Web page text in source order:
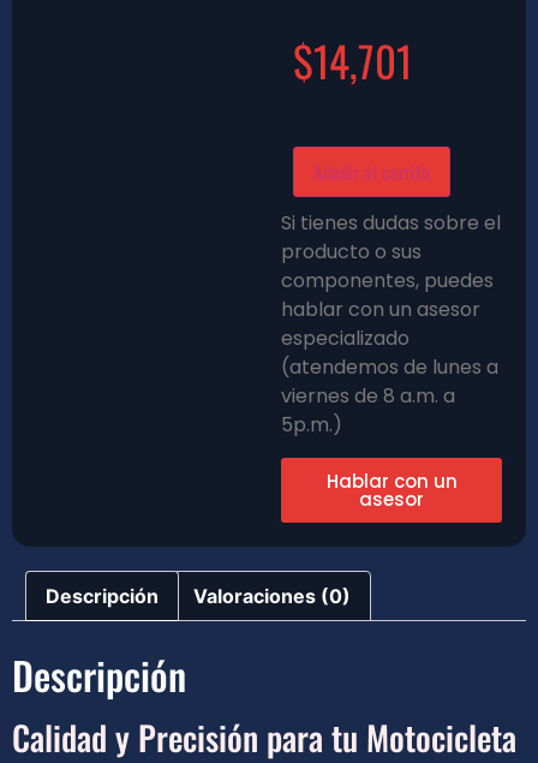
$14,701
Añadir al carrito
Si tienes dudas sobre el
producto o sus
componentes, puedes
hablar con un asesor
especializado
(atendemos de lunes a
viernes de 8 a.m. a
5p.m.)
Hablar con un
asesor
Descripción Valoraciones (0)
Descripción
Calidad y Precisión para tu Motocicleta